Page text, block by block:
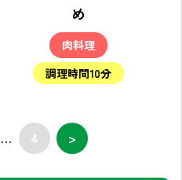
め
肉料理
調理時間10分
… 4 >